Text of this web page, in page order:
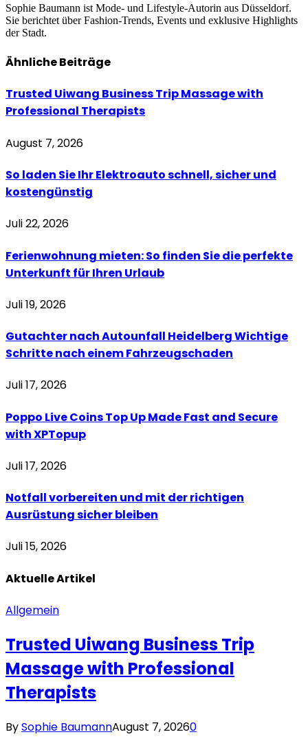
Sophie Baumann ist Mode- und Lifestyle-Autorin aus Düsseldorf.
Sie berichtet über Fashion-Trends, Events und exklusive Highlights
der Stadt.
ÄhnlicheBeiträge
Trusted Uiwang Business Trip Massage with
Professional Therapists
August 7, 2026
So laden Sie Ihr Elektroauto schnell, sicher und
kostengünstig
Juli 22, 2026
Ferienwohnung mieten: So finden Sie die perfekte
Unterkunft für Ihren Urlaub
Juli 19, 2026
Gutachter nach Autounfall Heidelberg Wichtige
Schritte nach einem Fahrzeugschaden
Juli 17, 2026
Poppo Live Coins Top Up Made Fast and Secure
with XPTopup
Juli 17, 2026
Notfall vorbereiten und mit der richtigen
Ausrüstung sicher bleiben
Juli 15, 2026
AktuelleArtikel
Allgemein
Trusted Uiwang Business Trip
Massage with Professional
Therapists
BySophie BaumannAugust 7, 20260